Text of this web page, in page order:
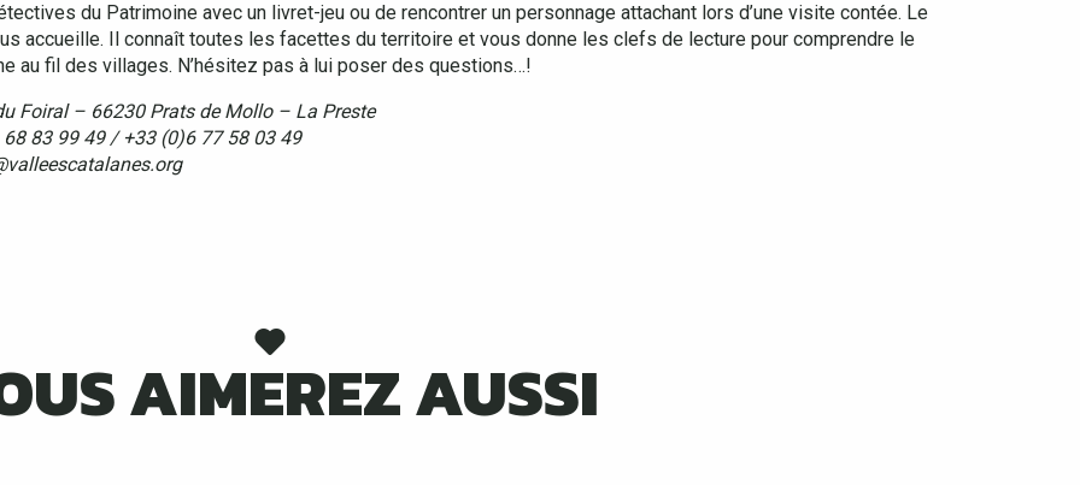
du Patrimoine avec un livret-jeu ou de rencontrer un personnage attachant lors d’une visite contée. Le
accueille. Il connaît toutes les facettes du territoire et vous donne les clefs de lecture pour comprendre le
au fil des villages. N’hésitez pas à lui poser des questions…!
Foiral – 66230 Prats de Mollo – La Preste
83 99 49 / +33 (0)6 77 58 03 49
AIMEREZ AUSSI